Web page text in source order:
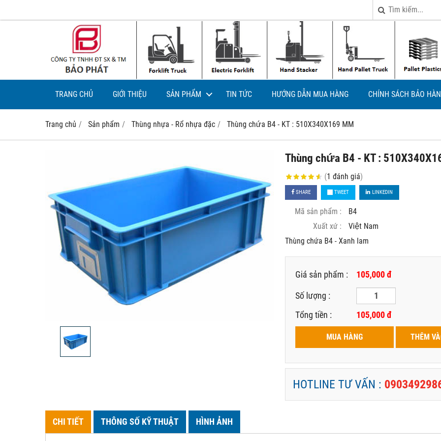
TRANG CHỦ GIỚI THIỆU SẢN PHẨM TIN TỨC HƯỚNG DẪN MUA HÀNG CHÍNH SÁCH BẢO
Trang chủ Sản phẩm Thùng nhựa - Rổ nhựa đặc Thùng chứa B4 - KT : 510X340X169 MM
Thùng chứa B4 - KT :
(1đánh giá)
SHARE TWEET LINKEDIN
Mã sản phẩm :
B4
Xuất xứ :
Việt Nam
Thùng chứa B4 - Xanh lam
Giá sản phẩm : 105,000 đ
Số lượng :
Tổng tiền :
105,000đ
MUA HÀNG THÊM
HOTLINE TƯ VẤN :
CHI TIẾT THÔNG SỐ KỸ THUẬT HÌNH ẢNH